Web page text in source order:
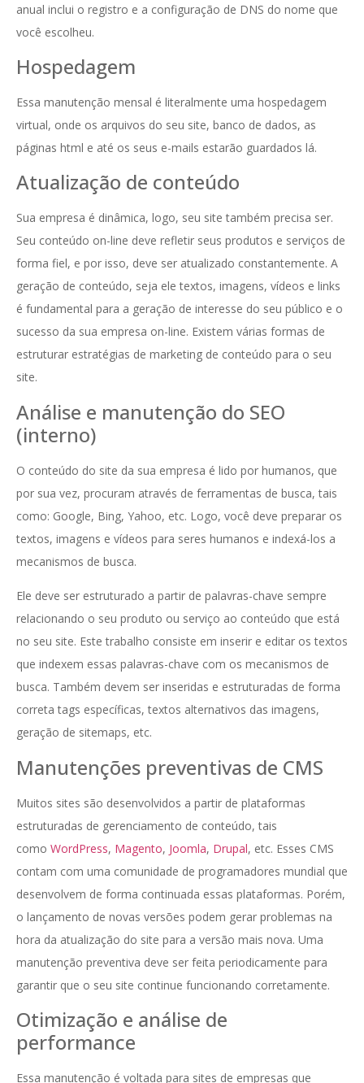
anual inclui o registro e a configuração de DNS do nome que
você escolheu.
Hospedagem
Essa manutenção mensal é literalmente uma hospedagem
virtual, onde os arquivos do seu site, banco de dados, as
páginas html e até os seus e-mails estarão guardados lá.
Atualização de conteúdo
Sua empresa é dinâmica, logo, seu site também precisa ser.
Seu conteúdo on-line deve refletir seus produtos e serviços de
forma fiel, e por isso, deve ser atualizado constantemente. A
geração de conteúdo, seja ele textos, imagens, vídeos e links
é fundamental para a geração de interesse do seu público e o
sucesso da sua empresa on-line. Existem várias formas de
estruturar estratégias de marketing de conteúdo para o seu
site.
Análise e manutenção do SEO
(interno)
O conteúdo do site da sua empresa é lido por humanos, que
por sua vez, procuram através de ferramentas de busca, tais
como: Google, Bing, Yahoo, etc. Logo, você deve preparar os
textos, imagens e vídeos para seres humanos e indexá-los a
mecanismos de busca.
Ele deve ser estruturado a partir de palavras-chave sempre
relacionando o seu produto ou serviço ao conteúdo que está
no seu site. Este trabalho consiste em inserir e editar os textos
que indexem essas palavras-chave com os mecanismos de
busca. Também devem ser inseridas e estruturadas de forma
correta tags específicas, textos alternativos das imagens,
geração de sitemaps, etc.
Manutenções preventivas de CMS
Muitos sites são desenvolvidos a partir de plataformas
estruturadas de gerenciamento de conteúdo, tais
como WordPress, Magento, Joomla, Drupal, etc. Esses CMS
contam com uma comunidade de programadores mundial que
desenvolvem de forma continuada essas plataformas. Porém,
o lançamento de novas versões podem gerar problemas na
hora da atualização do site para a versão mais nova. Uma
manutenção preventiva deve ser feita periodicamente para
garantir que o seu site continue funcionando corretamente.
Otimização e análise de
performance
Essa manutenção é voltada para sites de empresas que